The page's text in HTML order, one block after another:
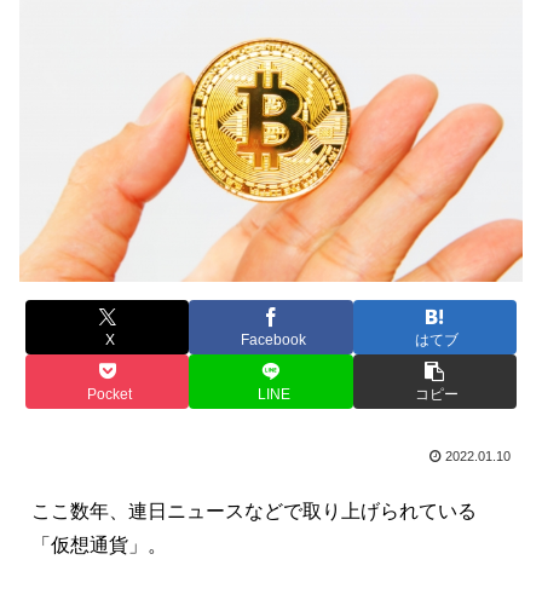
X Facebook はてブ
Pocket LINE コピー
2022.01.10
ここ数年、連日ニュースなどで取り上げられている
「仮想通貨」。